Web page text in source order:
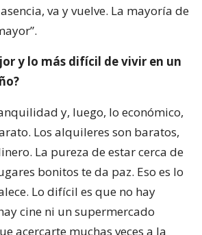
va y vuelve. La mayoría de
y lo más difícil de vivir en un
y, luego, lo económico,
Los alquileres son baratos,
La pureza de estar cerca de
bonitos te da paz. Eso es lo
Lo difícil es que no hay
cine ni un supermercado
acercarte muchas veces a la